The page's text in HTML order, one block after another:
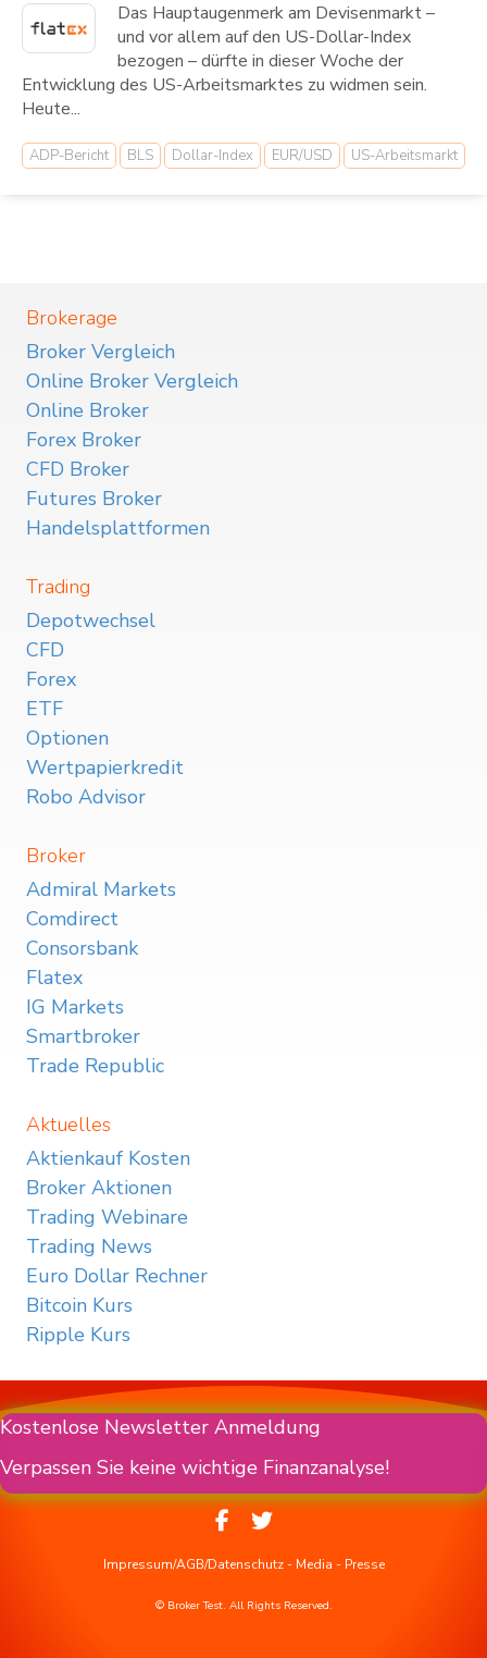
Das Hauptaugenmerk am Devisenmarkt –
und vor allem auf den US-Dollar-Index
bezogen – dürfte in dieser Woche der
Entwicklung des US-Arbeitsmarktes zu widmen sein.
Heute...
ADP-Bericht BLS Dollar-Index EUR/USD US-Arbeitsmarkt
Brokerage
Broker Vergleich
Online Broker Vergleich
Online Broker
Forex Broker
CFD Broker
Futures Broker
Handelsplattformen
Trading
Depotwechsel
CFD
Forex
ETF
Optionen
Wertpapierkredit
Robo Advisor
Broker
Admiral Markets
Comdirect
Consorsbank
Flatex
IG Markets
Smartbroker
Trade Republic
Aktuelles
Aktienkauf Kosten
Broker Aktionen
Trading Webinare
Trading News
Euro Dollar Rechner
Bitcoin Kurs
Ripple Kurs
Kostenlose Newsletter Anmeldung
Verpassen Sie keine wichtige Finanzanalyse!
Impressum/AGB/Datenschutz- Media - Presse
© Broker Test. All Rights Reserved.